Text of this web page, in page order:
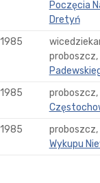
Poczęcia
Dretyń
1985
proboszcz,
1985 proboszcz,
1985 proboszcz,
Wykupu